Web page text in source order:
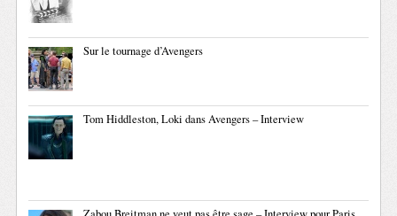
Sur le tournage d’Avengers
Tom Hiddleston, Loki dans Avengers – Interview